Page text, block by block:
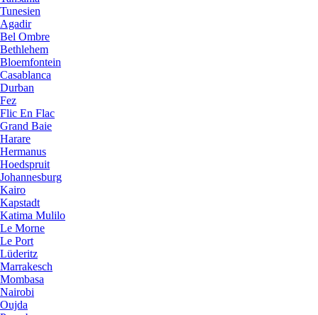
Tunesien
Agadir
Bel Ombre
Bethlehem
Bloemfontein
Casablanca
Durban
Fez
Flic En Flac
Grand Baie
Harare
Hermanus
Hoedspruit
Johannesburg
Kairo
Kapstadt
Katima Mulilo
Le Morne
Le Port
Lüderitz
Marrakesch
Mombasa
Nairobi
Oujda